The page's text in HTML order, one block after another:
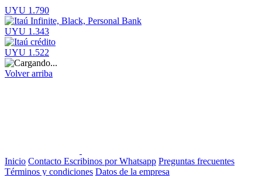
UYU 1.790
UYU 1.343
UYU 1.522
Volver arriba
Inicio Contacto Escribinos por Whatsapp Preguntas frecuentes
Términos y condiciones Datos de la empresa